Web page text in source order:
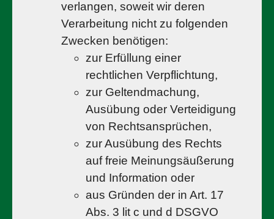
verlangen, soweit wir deren
Verarbeitung nicht zu folgenden
Zwecken benötigen:
zur Erfüllung einer
rechtlichen Verpflichtung,
zur Geltendmachung,
Ausübung oder Verteidigung
von Rechtsansprüchen,
zur Ausübung des Rechts
auf freie Meinungsäußerung
und Information oder
aus Gründen der in Art. 17
Abs. 3 lit c und d DSGVO